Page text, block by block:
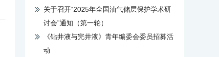
关于召开“2025年全国油气储层保护学术研
讨会”通知（第一轮）
《钻井液与完井液》青年编委会委员招募活
动